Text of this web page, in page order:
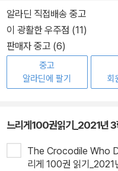
알라딘 직접배송 중고
이 광활한 우주점 (11)
판매자 중고 (6)
중고
알라딘에 팔기
회
느리게100권읽기_2021년
The Crocodile Who
리게 100권 읽기_2021